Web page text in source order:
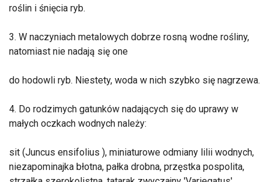
roślin i śnięcia ryb.
3. W naczyniach metalowych dobrze rosną wodne rośliny,
natomiast nie nadają się one
do hodowli ryb. Niestety, woda w nich szybko się nagrzewa.
4. Do rodzimych gatunków nadających się do uprawy w
małych oczkach wodnych należy:
sit (Juncus ensifolius ), miniaturowe odmiany lilii wodnych,
niezapominajka błotna, pałka drobna, przęstka pospolita,